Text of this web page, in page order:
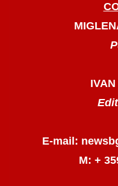
E-mail:
М: +